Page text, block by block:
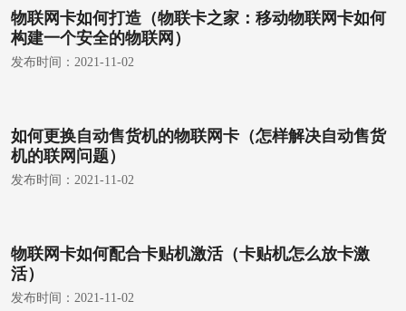
物联网卡如何打造（物联卡之家：移动物联网卡如何
构建一个安全的物联网）
发布时间： 2021-11-02
如何更换自动售货机的物联网卡（怎样解决自动售货
机的联网问题）
发布时间： 2021-11-02
物联网卡如何配合卡贴机激活（卡贴机怎么放卡激
活）
发布时间： 2021-11-02